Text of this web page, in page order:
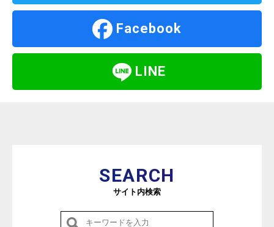
Facebook
LINE
SEARCH
サイト内検索